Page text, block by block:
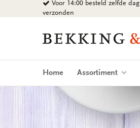
naar
Voor 14:00 besteld zelfde dag
verzonden
Bekking
Blitz
Uitgevers
Home Assortiment